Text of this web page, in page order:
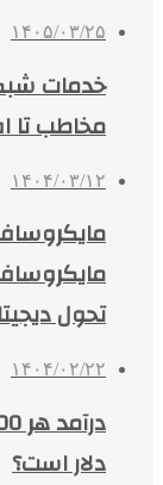
۱۴۰۵/۰۳/۲۵
مخاطب تا
۱۴۰۴/۰۳/۱۲
تحول
۱۴۰۴/۰۲/۲۲
دلار است؟